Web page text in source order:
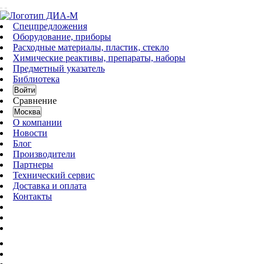
Спецпредложения
Оборудование, приборы
Расходные материалы, пластик, стекло
Химические реактивы, препараты, наборы
Предметный указатель
Библиотека
Войти
Сравнение
Москва
О компании
Новости
Блог
Производители
Партнеры
Технический сервис
Доставка и оплата
Контакты